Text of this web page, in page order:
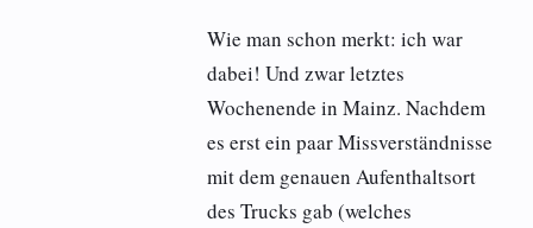
Wie man schon merkt: ich war
dabei! Und zwar letztes
Wochenende in Mainz. Nachdem
es erst ein paar Missverständnisse
mit dem genauen Aufenthaltsort
des Trucks gab (welches